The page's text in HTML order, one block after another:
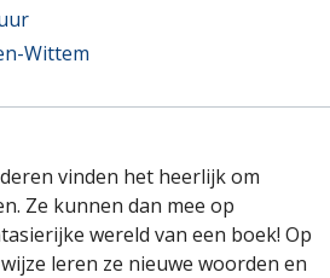
Wittem
vinden het heerlijk om
Ze kunnen dan mee op
wereld van een boek! Op
leren ze nieuwe woorden en